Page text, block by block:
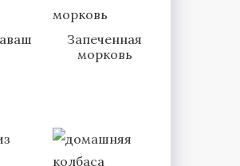
Запеченная
морковь